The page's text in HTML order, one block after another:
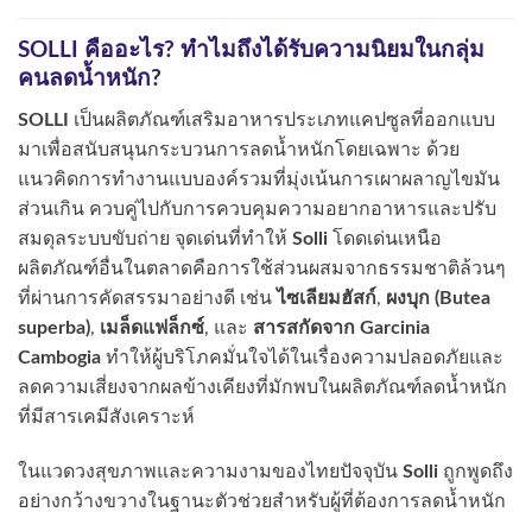
SOLLI คืออะไร? ทำไมถึงได้รับความนิยมในกลุ่ม
คนลดน้ำหนัก?
SOLLI
เป็นผลิตภัณฑ์เสริมอาหารประเภทแคปซูลที่ออกแบบ
มาเพื่อสนับสนุนกระบวนการลดน้ำหนักโดยเฉพาะ ด้วย
แนวคิดการทำงานแบบองค์รวมที่มุ่งเน้นการเผาผลาญไขมัน
ส่วนเกิน ควบคู่ไปกับการควบคุมความอยากอาหารและปรับ
สมดุลระบบขับถ่าย จุดเด่นที่ทำให้ Solli โดดเด่นเหนือ
ผลิตภัณฑ์อื่นในตลาดคือการใช้ส่วนผสมจากธรรมชาติล้วนๆ
ที่ผ่านการคัดสรรมาอย่างดี เช่น ไซเลียมฮัสก์, ผงบุก (Butea
superba), เมล็ดแฟล็กซ์, และ สารสกัดจาก Garcinia
Cambogia ทำให้ผู้บริโภคมั่นใจได้ในเรื่องความปลอดภัยและ
ลดความเสี่ยงจากผลข้างเคียงที่มักพบในผลิตภัณฑ์ลดน้ำหนัก
ที่มีสารเคมีสังเคราะห์
ในแวดวงสุขภาพและความงามของไทยปัจจุบัน Solli ถูกพูดถึง
อย่างกว้างขวางในฐานะตัวช่วยสำหรับผู้ที่ต้องการลดน้ำหนัก